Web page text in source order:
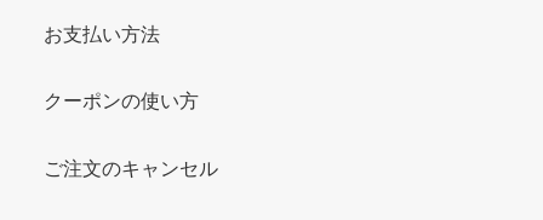
お支払い方法
クーポンの使い方
ご注文のキャンセル